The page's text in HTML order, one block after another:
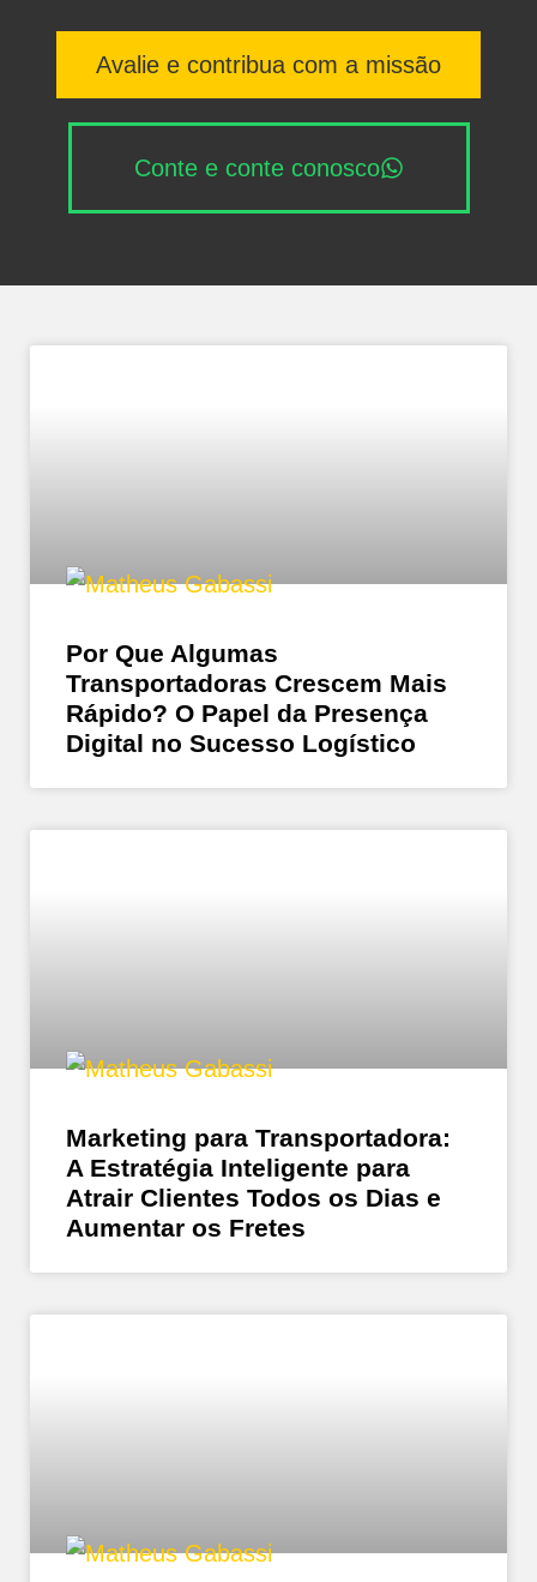
Avalie e contribua com a missão
Conte e conte conosco
Por Que Algumas
Transportadoras Crescem Mais
Rápido? O Papel da Presença
Digital no Sucesso Logístico
Marketing para Transportadora:
A Estratégia Inteligente para
Atrair Clientes Todos os Dias e
Aumentar os Fretes